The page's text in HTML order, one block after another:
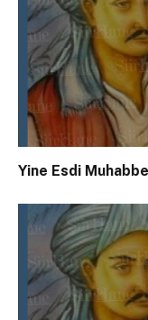
Yine Esdi